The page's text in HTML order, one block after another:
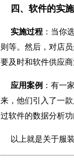
四、软件的实
实施过程 ：当你
则等。然后，对店
要及时和软件供应商
应用案例 ：有一
来，他们引入了一
过软件的数据分析
以上就是关于服